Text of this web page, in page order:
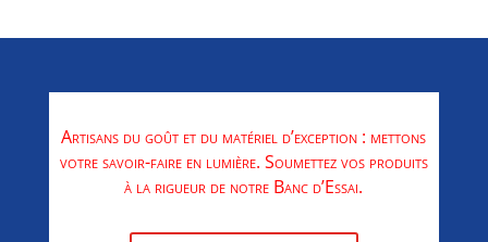
Artisans du goût et du matériel d’exception : mettons
votre savoir-faire en lumière. Soumettez vos produits
à la rigueur de notre Banc d’Essai.